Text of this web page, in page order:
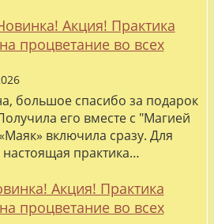
Акция! Практика
процветание во всех
большое спасибо за подарок
его вместе с "Магией
включила сразу. Для
настоящая практика…
Акция! Практика
процветание во всех